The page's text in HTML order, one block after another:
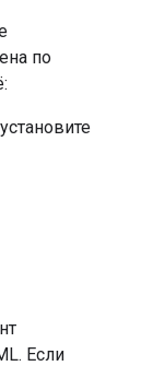
по
Если